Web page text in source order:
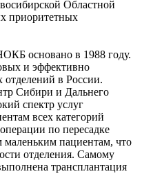
Областной
приоритетных
основано в 1988 году.
и эффективно
в России.
Сибири и Дальнего
спектр услуг
всех категорий
по пересадке
маленьким пациентам, что
отделения. Самому
трансплантация